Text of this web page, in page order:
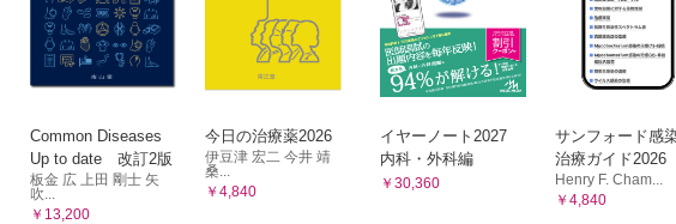
4）Sinus pericranii（頭蓋骨膜洞） 秋田 定伯
A. 概念 B. 検査法 C. 治療法
5）Generalized lymphatic anomaly（GLA） 小関 道夫
A. 臨床症状，検査所見 B. 治療 今後の展望
6）Fibro-adipose vascular anomaly（FAVA）大内 邦枝ほか
A. 概念 B. 臨床的特徴 C. 画像所見 D. 病理所見 E. 治療法
F. 症例供覧 G. PIK3CAおよび関連疾患 おわりに
Common Diseases
Up to date 改訂2版
板金 広 上田 剛士 矢
吹...
￥13,200
今日の治療薬2026
伊豆津 宏二 今井 靖
桑...
￥4,840
イヤーノート2027
内科・外科編
￥30,360
サンフォード感
治療ガイド2026
Henry F. Cham...
￥4,840